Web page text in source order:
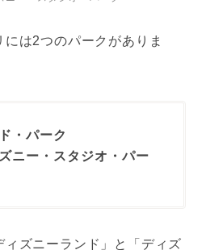
は2つのパークがありま
・パーク
ニー・スタジオ・パー
ィズニーランド」と「ディズ